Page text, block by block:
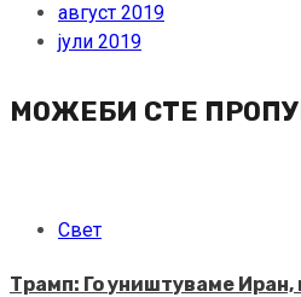
август 2019
јули 2019
МОЖЕБИ СТЕ
Свет
Трамп: Го уништуваме Иран,